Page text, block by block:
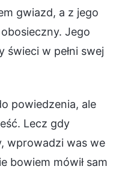
gwiazd, a z jego
Jego
świeci w pełni swej
powiedzenia, ale
Lecz gdy
wprowadzi was we
bowiem mówił sam